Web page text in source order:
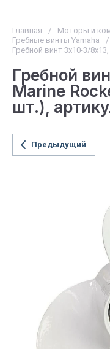
Главная / Моторы и
Гребные винты Yamaha
/
Гребной винт 3x10-3/
Гребной
Marine
шт.),
Предыдущий